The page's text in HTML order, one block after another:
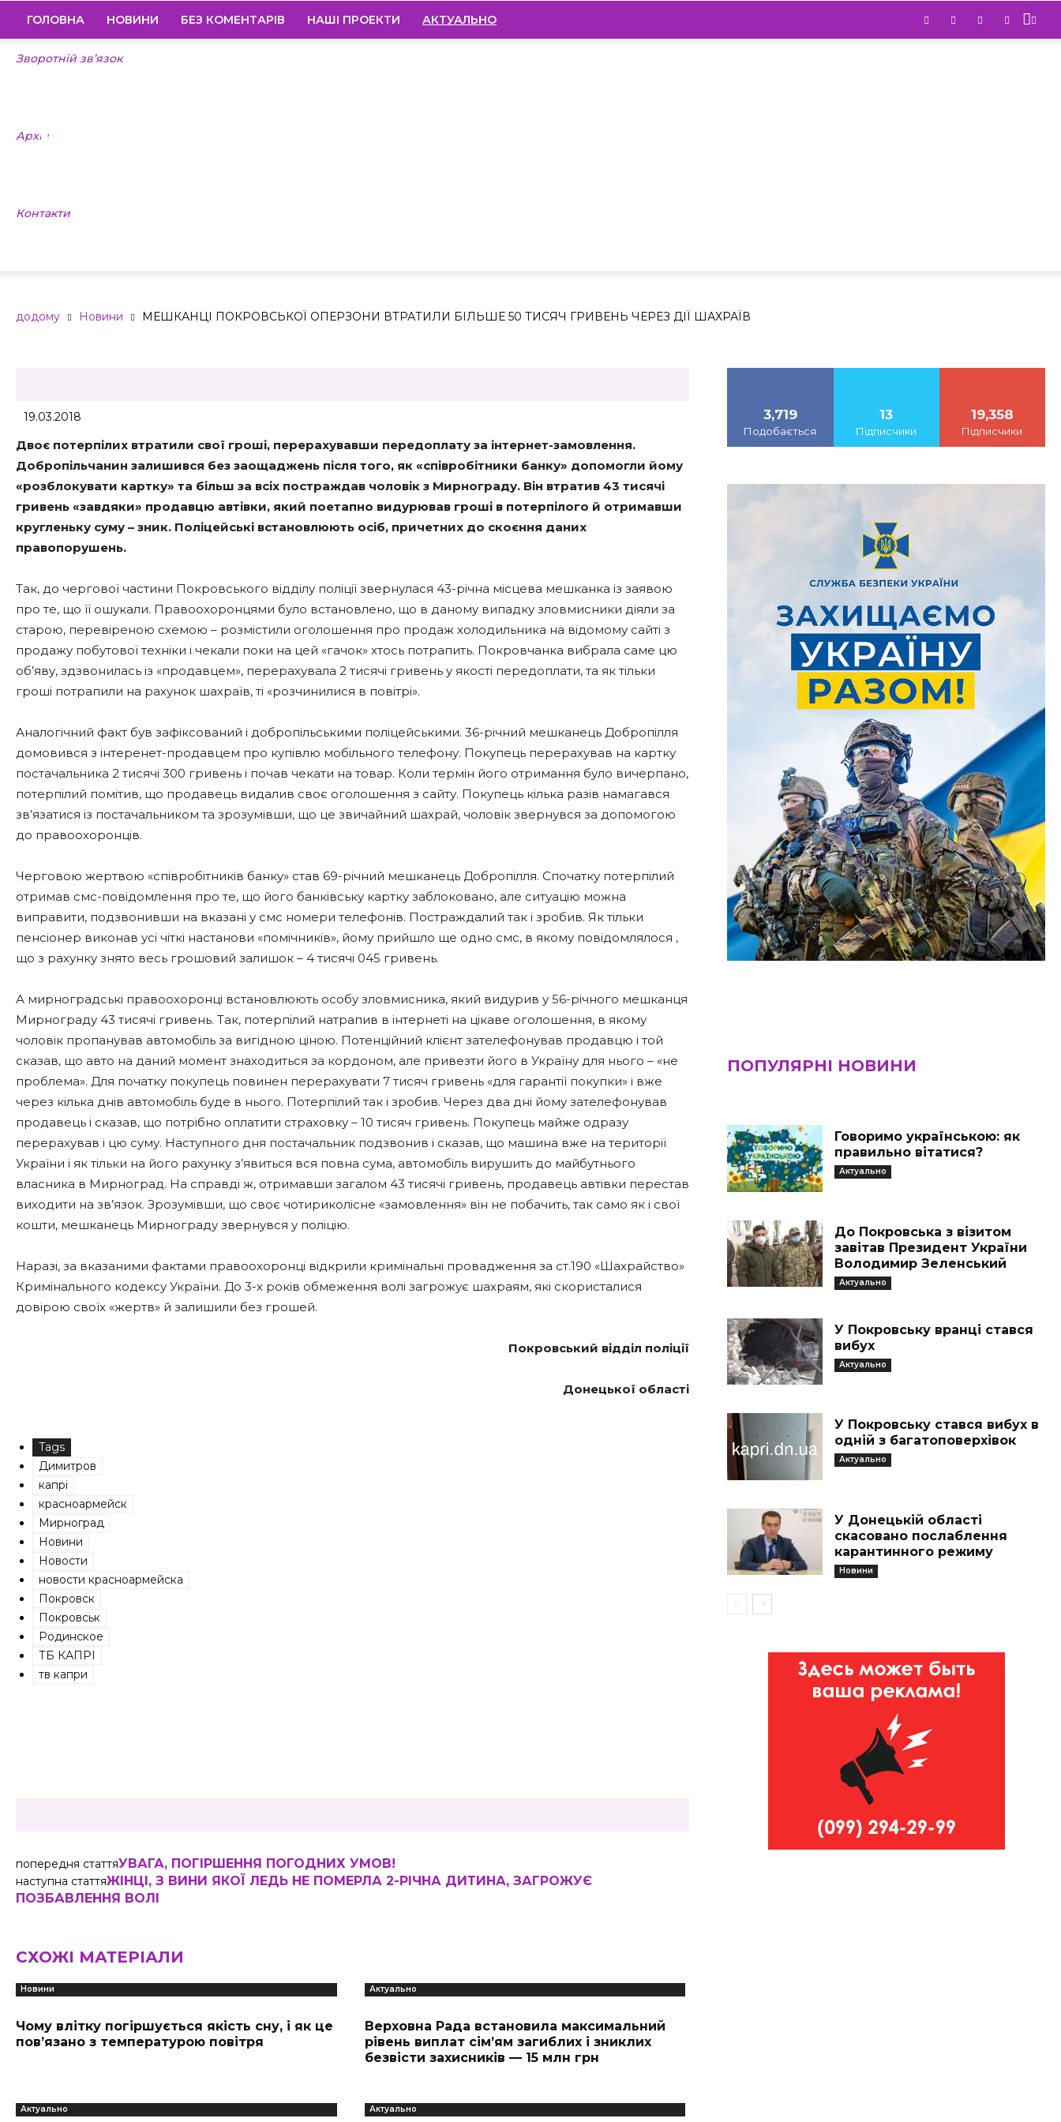
ГОЛОВНА НОВИНИ БЕЗ КОМЕНТАРІВ НАШІ ПРОЕКТИ АКТУАЛЬНО
Зворотній зв’язок
Архів
Контакти
додому Новини МЕШКАНЦІ ПОКРОВСЬКОЇ ОПЕРЗОНИ ВТРАТИЛИ БІЛЬШЕ 50 ТИСЯЧ ГРИВЕНЬ ЧЕРЕЗ ДІЇ ШАХРАЇВ
НОВИНИ
ОПЕРЗОНИ ВТРАТИЛИ БІЛЬШЕ
19.03.2018
Двоє потерпілих втратили свої гроші, перерахувавши передоплату за інтернет-замовлення.
Добропільчанин залишився без заощаджень після того, як «співробітники банку» допомогли йому
«розблокувати картку» та більш за всіх постраждав чоловік з Мирнограду. Він втратив 43 тисячі
гривень «завдяки» продавцю автівки, який поетапно видурював гроші в потерпілого й отримавши
кругленьку суму – зник. Поліцейські встановлюють осіб, причетних до скоєння даних
правопорушень.
Так, до чергової частини Покровського відділу поліції звернулася 43-річна місцева мешканка із заявою
про те, що її ошукали. Правоохоронцями було встановлено, що в даному випадку зловмисники діяли за
старою, перевіреною схемою – розмістили оголошення про продаж холодильника на відомому сайті з
продажу побутової техніки і чекали поки на цей «гачок» хтось потрапить. Покровчанка вибрала саме цю
об’яву, здзвонилась із «продавцем», перерахувала 2 тисячі гривень у якості передоплати, та як тільки
гроші потрапили на рахунок шахраїв, ті «розчинилися в повітрі».
Аналогічний факт був зафіксований і добропільськими поліцейськими. 36-річний мешканець Добропілля
домовився з інтеренет-продавцем про купівлю мобільного телефону. Покупець перерахував на картку
постачальника 2 тисячі 300 гривень і почав чекати на товар. Коли термін його отримання було вичерпано,
потерпілий помітив, що продавець видалив своє оголошення з сайту. Покупець кілька разів намагався
зв’язатися із постачальником та зрозумівши, що це звичайний шахрай, чоловік звернувся за допомогою
до правоохоронців.
Черговою жертвою «співробітників банку» став 69-річний мешканець Добропілля. Спочатку потерпілий
отримав смс-повідомлення про те, що його банківську картку заблоковано, але ситуацію можна
виправити, подзвонивши на вказані у смс номери телефонів. Постраждалий так і зробив. Як тільки
пенсіонер виконав усі чіткі настанови «помічників», йому прийшло ще одно смс, в якому повідомлялося ,
що з рахунку знято весь грошовий залишок – 4 тисячі 045 гривень.
А мирноградські правоохоронці встановлюють особу зловмисника, який видурив у 56-річного мешканця
Мирнограду 43 тисячі гривень. Так, потерпілий натрапив в інтернеті на цікаве оголошення, в якому
чоловік пропанував автомобіль за вигідною ціною. Потенційний клієнт зателефонував продавцю і той
сказав, що авто на даний момент знаходиться за кордоном, але привезти його в Україну для нього – «не
проблема». Для початку покупець повинен перерахувати 7 тисяч гривень «для гарантії покупки» і вже
через кілька днів автомобіль буде в нього. Потерпілий так і зробив. Через два дні йому зателефонував
продавець і сказав, що потрібно оплатити страховку – 10 тисяч гривень. Покупець майже одразу
перерахував і цю суму. Наступного дня постачальник подзвонив і сказав, що машина вже на території
України і як тільки на його рахунку з’явиться вся повна сума, автомобіль вирушить до майбутнього
власника в Мирноград. На справді ж, отримавши загалом 43 тисячі гривень, продавець автівки перестав
виходити на зв’язок. Зрозумівши, що своє чотириколісне «замовлення» він не побачить, так само як і свої
кошти, мешканець Мирнограду звернувся у поліцію.
Наразі, за вказаними фактами правоохоронці відкрили кримінальні провадження за ст.190 «Шахрайство»
Кримінального кодексу України. До 3-х років обмеження волі загрожує шахраям, які скористалися
довірою своїх «жертв» й залишили без грошей.
Покровський відділ поліції
Донецької області
Tags
Димитров
капрі
красноармейск
Мирноград
Новини
Новости
новости красноармейска
Покровск
Покровськ
Родинское
ТБ КАПРІ
тв капри
попередня статтяУВАГА, ПОГІРШЕННЯ ПОГОДНИХ УМОВ!
наступна статтяЖІНЦІ, З ВИНИ ЯКОЇ ЛЕДЬ НЕ ПОМЕРЛА 2-РІЧНА ДИТИНА, ЗАГРОЖУЄ
ПОЗБАВЛЕННЯ ВОЛІ
СХОЖІ МАТЕРІАЛИ
Новини
Чому влітку погіршується якість сну, і як це
пов’язано з температурою повітря
Актуально
Верховна Рада встановила максимальний
рівень виплат сім’ям загиблих і зниклих
безвісти захисників — 15 млн грн
Актуально Актуально
3,719
Подобається
13
Підписчики
19,358
Підписчики
ПОПУЛЯРНІ НОВИНИ
Говоримо українською: як
правильно вітатися?
Актуально
До Покровська з візитом
завітав Президент України
Володимир Зеленський
Актуально
У Покровську вранці стався
вибух
Актуально
У Покровську стався вибух в
одній з багатоповерхівок
Актуально
У Донецькій області
скасовано послаблення
карантинного режиму
Новини